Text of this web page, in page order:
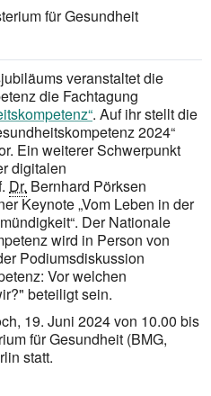
für Gesundheit
veranstaltet die
die Fachtagung
. Auf ihr stellt die
2024“
Ein weiterer Schwer­punkt
digitalen
Dr. Bernhard Pörksen
Keynote „Vom Leben in der
Der Nationale
wird in Person von
Podiumsdiskussion
Vor welchen
beteiligt sein.
19. Juni 2024 von 10.00 bis
für Gesundheit (BMG,
statt.